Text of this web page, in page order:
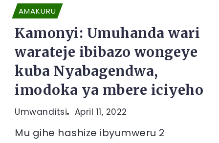
AMAKURU
Kamonyi: Umuhanda wari
warateje ibibazo wongeye
kuba Nyabagendwa,
imodoka ya mbere iciyeho
Umwanditsi April 11, 2022
Mu gihe hashize ibyumweru 2